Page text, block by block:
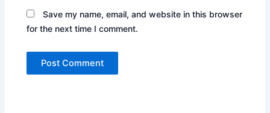
Save my name, email, and website in this browser
for the next time I comment.